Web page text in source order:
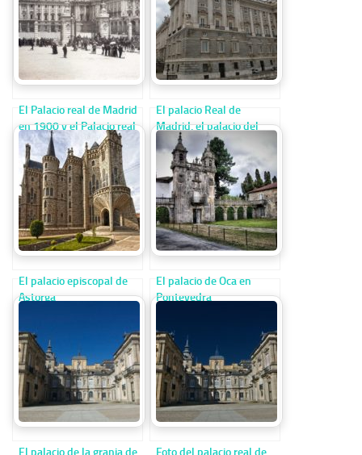
El Palacio real de Madrid
en 1900 y el Palacio real
hoy
El palacio Real de
Madrid, el palacio del
primer Borbón
El palacio episcopal de
Astorga
El palacio de Oca en
Pontevedra
El palacio de la granja de Foto del palacio real de